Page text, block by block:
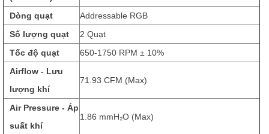
Dòng quạt
Addressable RGB
Số lượng quạt
2 Quạt
Tốc độ quạt
650-1750 RPM ± 10%
Airflow - Lưu
lượng khí
71.93 CFM (Max)
Air Pressure - Áp
suất khí
1.86 mmH₂O (Max)